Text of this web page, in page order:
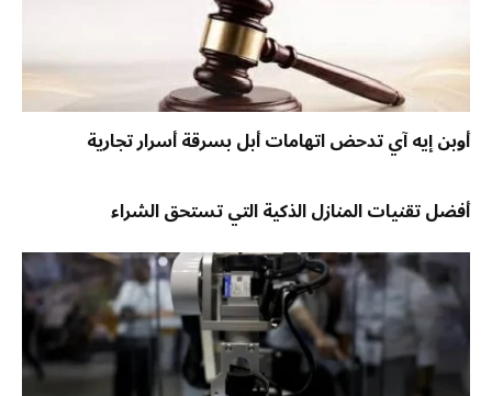
أوبن إيه آي تدحض اتهامات أبل بسرقة أسرار تجارية
أفضل تقنيات المنازل الذكية التي تستحق الشراء